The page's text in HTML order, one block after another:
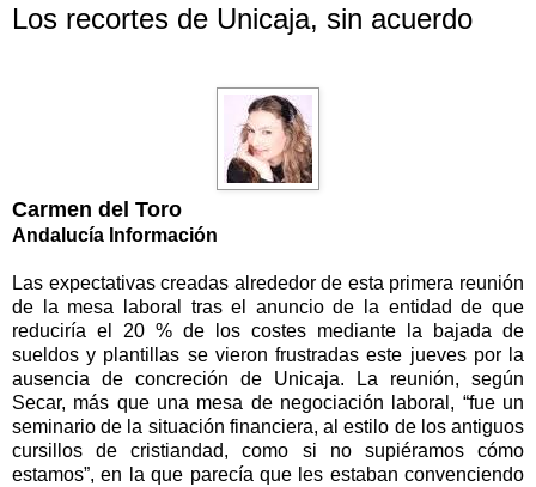
Los recortes de Unicaja, sin acuerdo
Carmen del Toro
Andalucía Información
Las expectativas creadas alrededor de esta primera reunión
de la mesa laboral tras el anuncio de la entidad de que
reduciría el 20 % de los costes mediante la bajada de
sueldos y plantillas se vieron frustradas este jueves por la
ausencia de concreción de Unicaja. La reunión, según
Secar, más que una mesa de negociación laboral, “fue un
seminario de la situación financiera, al estilo de los antiguos
cursillos de cristiandad, como si no supiéramos cómo
estamos”, en la que parecía que les estaban convenciendo